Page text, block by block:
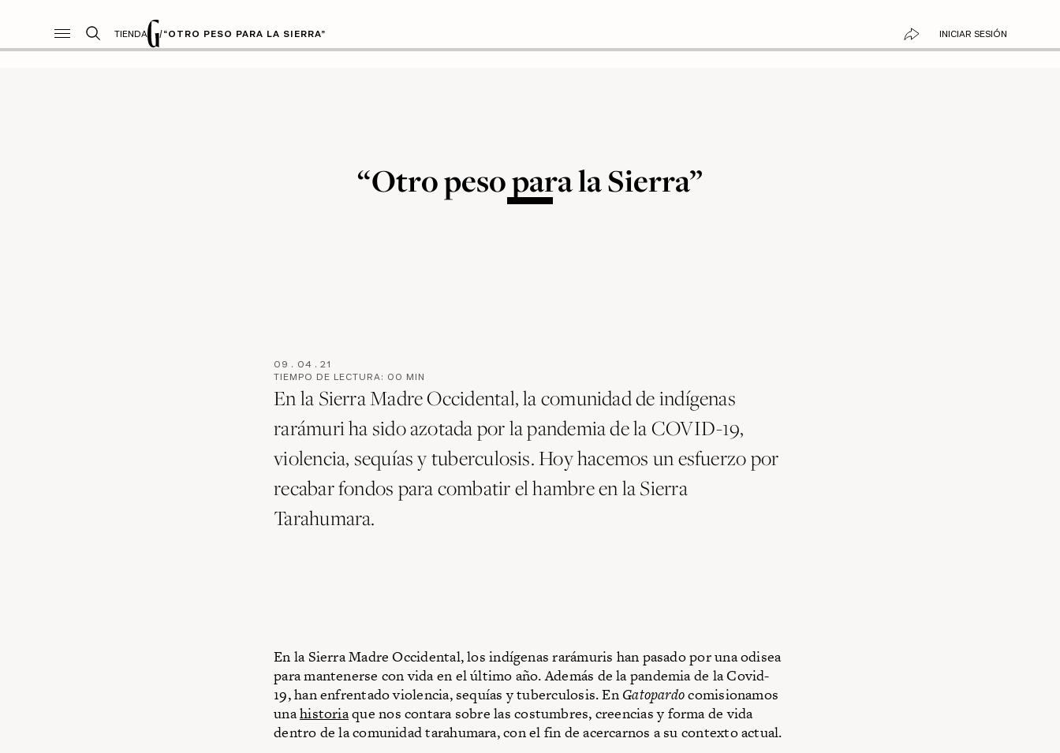
TIENDA /“OTRO PESO PARA LA SIERRA” INICIAR SESIÓN
“Otro peso para la Sierra”
09 . 04 . 21
TIEMPO DE LECTURA: 00 MIN
En la Sierra Madre Occidental, la comunidad de indígenas
rarámuri ha sido azotada por la pandemia de la COVID-19,
violencia, sequías y tuberculosis. Hoy hacemos un esfuerzo por
recabar fondos para combatir el hambre en la Sierra
Tarahumara.
En la Sierra Madre Occidental, los indígenas rarámuris han pasado por una odisea
para mantenerse con vida en el último año. Además de la pandemia de la Covid-
19, han enfrentado violencia, sequías y tuberculosis. En Gatopardocomisionamos
unahistoriaque nos contara sobre las costumbres, creencias y forma de vida
dentro de la comunidad tarahumara, con el fin de acercarnos a su contexto actual.